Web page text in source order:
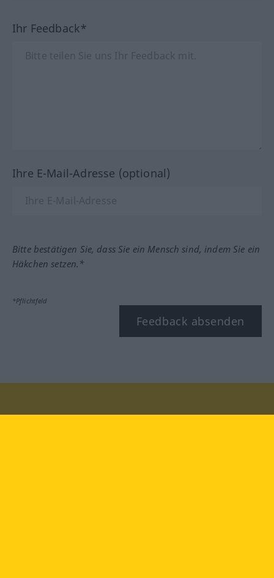
Ihr Feedback*
Ihre E-Mail-Adresse (optional)
Bitte bestätigen Sie, dass Sie ein Mensch sind, indem Sie ein
Häkchen setzen.*
*Pflichtfeld
Feedback absenden